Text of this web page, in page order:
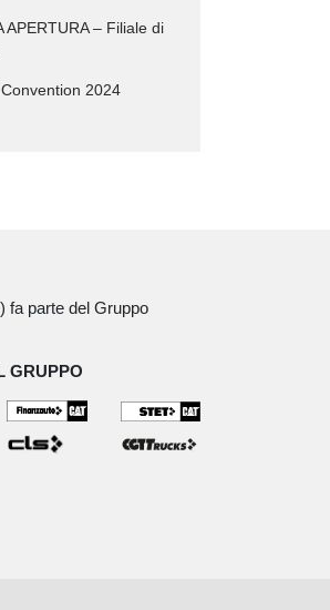
APERTURA – Filiale di
2024
fa parte del Gruppo
GRUPPO